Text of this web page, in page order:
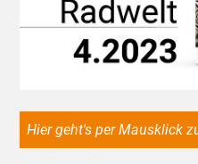
Hier geht's per Mausklick